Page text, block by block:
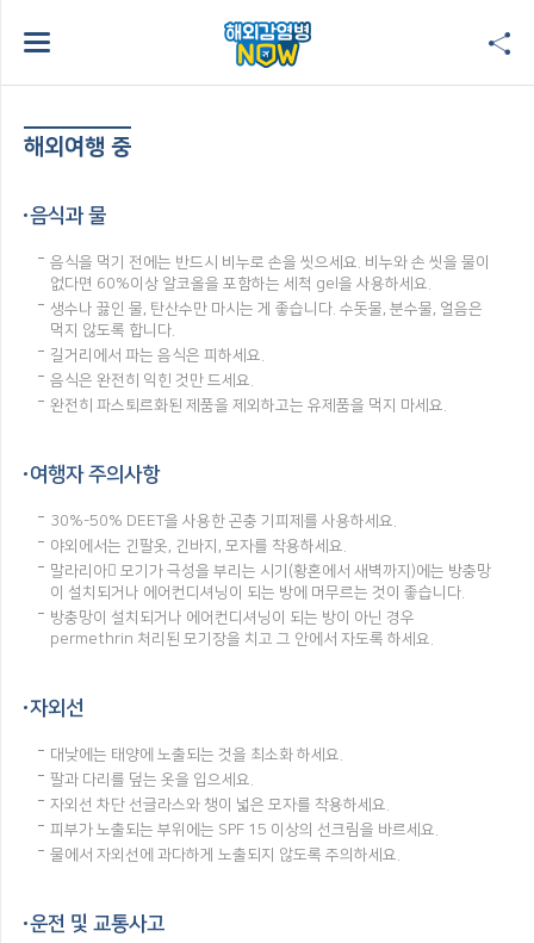
해외여행 중
음식과 물
음식을 먹기 전에는 반드시 비누로 손을 씻으세요. 비누와 손 씻을 물이
없다면 60%이상 알코올을 포함하는 세척 gel을 사용하세요.
생수나 끓인 물, 탄산수만 마시는 게 좋습니다. 수돗물, 분수물, 얼음은
먹지 않도록 합니다.
길거리에서 파는 음식은 피하세요.
음식은 완전히 익힌 것만 드세요.
완전히 파스퇴르화된 제품을 제외하고는 유제품을 먹지 마세요.
여행자 주의사항
30%-50% DEET을 사용한 곤충 기피제를 사용하세요.
야외에서는 긴팔옷, 긴바지, 모자를 착용하세요.
말라리아 모기가 극성을 부리는 시기(황혼에서 새벽까지)에는 방충망
이 설치되거나 에어컨디셔닝이 되는 방에 머무르는 것이 좋습니다.
방충망이 설치되거나 에어컨디셔닝이 되는 방이 아닌 경우
permethrin 처리된 모기장을 치고 그 안에서 자도록 하세요.
자외선
대낮에는 태양에 노출되는 것을 최소화 하세요.
팔과 다리를 덮는 옷을 입으세요.
자외선 차단 선글라스와 챙이 넓은 모자를 착용하세요.
피부가 노출되는 부위에는 SPF 15 이상의 선크림을 바르세요.
물에서 자외선에 과다하게 노출되지 않도록 주의하세요.
운전 및 교통사고